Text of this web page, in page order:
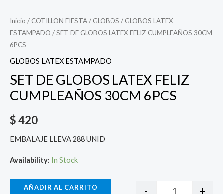
Inicio / COTILLON FIESTA/ GLOBOS / GLOBOS LATEX
ESTAMPADO / SET DE GLOBOS LATEX FELIZ CUMPLEAÑOS 30CM
6PCS
GLOBOS LATEX ESTAMPADO
SET DE GLOBOS LATEX FELIZ
CUMPLEAÑOS 30CM 6PCS
$420
EMBALAJE LLEVA 288 UNID
Availability: In Stock
- +
AÑADIR AL CARRITO